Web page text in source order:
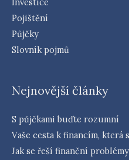
Pojištění
Půjčky
Slovník pojmů
Nejnovější články
S půjčkami buďte rozumní
Vaše cesta k financím, která
Jak se řeší finanční